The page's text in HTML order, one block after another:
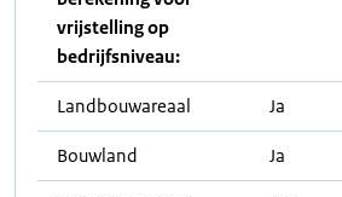
vrijstelling op
bedrijfsniveau:
Landbouwareaal Ja
Bouwland Ja